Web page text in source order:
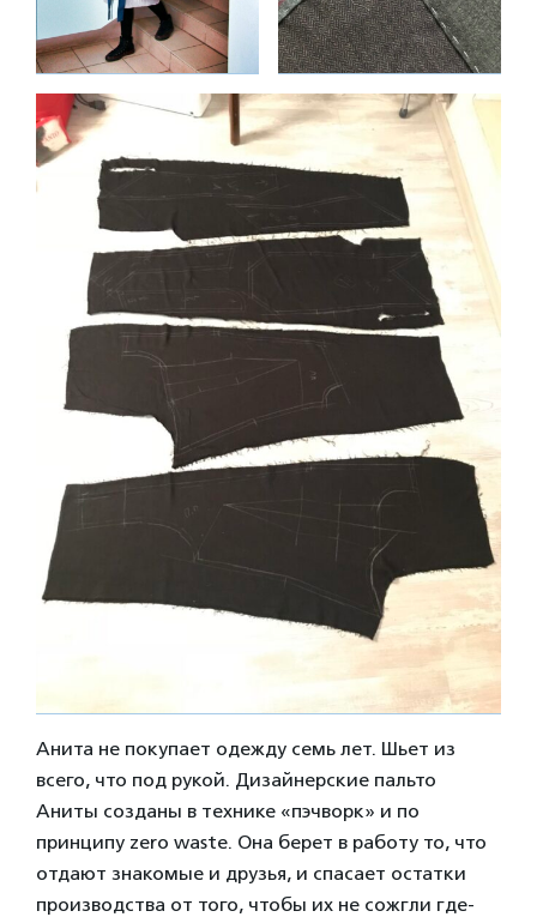
Анита не покупает одежду семь лет. Шьет из
всего, что под рукой. Дизайнерские пальто
Аниты созданы в технике «пэчворк» и по
принципу zero waste. Она берет в работу то, что
отдают знакомые и друзья, и спасает остатки
производства от того, чтобы их не сожгли где-